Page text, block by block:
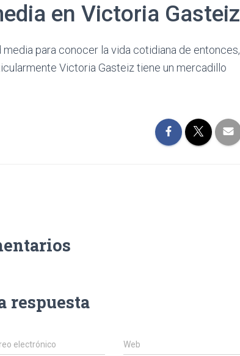
en Victoria Gasteiz
para conocer la vida cotidiana de entonces,
Victoria Gasteiz tiene un mercadillo
respuesta
electrónico Web